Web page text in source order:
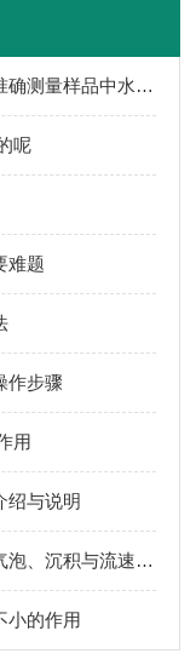
卤素水分测定仪是一种用于快速、准确测量样品中水分含量的仪器
呢
难题
作步骤
用
绍与说明
水中油分析仪安装位置选择：避免气泡、沉积与流速波动影响
小的作用